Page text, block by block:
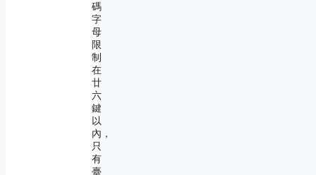
碼
字
母
限
制
在
廿
六
鍵
以
內，
只
有
臺